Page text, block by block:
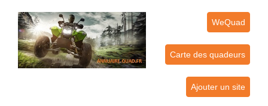
WeQuad
Carte des quadeurs
Ajouter un site